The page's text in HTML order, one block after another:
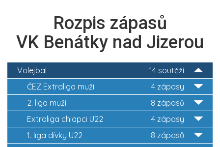
Rozpis zápasů
VK Benátky nad Jizerou
14 soutěží
Volejbal
4 zápasy
ČEZ Extraliga muži
8 zápasů
2. liga muži
4 zápasy
Extraliga chlapci U22
8 zápasů
1. liga dívky U22